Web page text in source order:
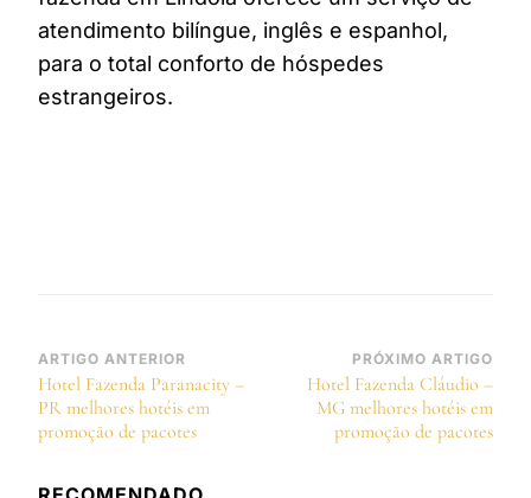
atendimento bilíngue, inglês e espanhol,
para o total conforto de hóspedes
estrangeiros.
Navegação
de
post
ARTIGO ANTERIOR
Hotel Fazenda Paranacity –
PR melhores hotéis em
promoção de pacotes
PRÓXIMO ARTIGO
Hotel Fazenda Cláudio –
MG melhores hotéis em
promoção de pacotes